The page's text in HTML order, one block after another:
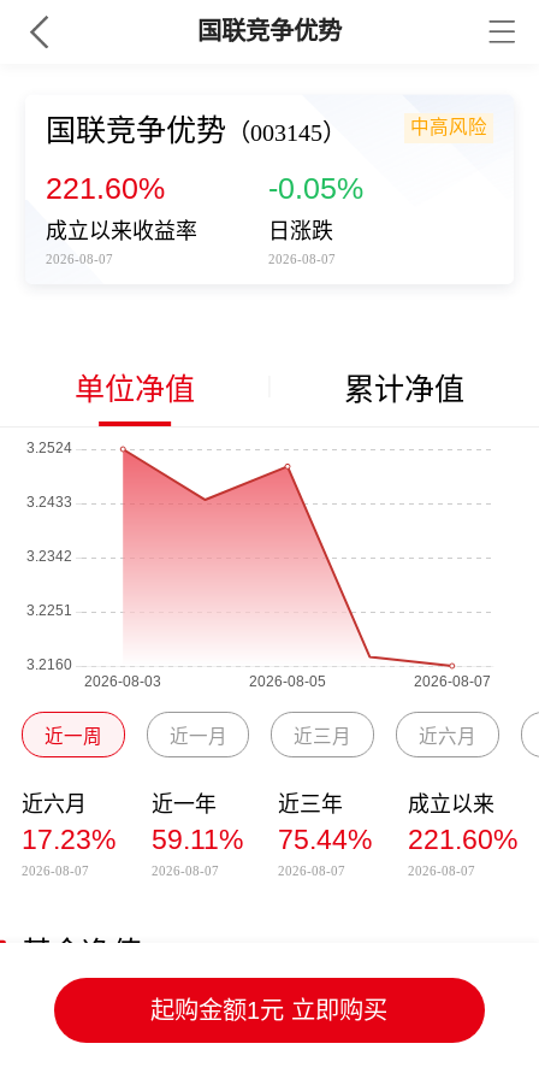
国联竞争优势
国联竞争优势 （003145） 中高风险
221.60%
成立以来收益率
2026-08-07
-0.05%
日涨跌
2026-08-07
单位净值 累计净值
近一周 近一月 近三月 近六月
近六月
17.23%
2026-08-07
近一年
59.11%
2026-08-07
近三年
75.44%
2026-08-07
成立以来
221.60%
2026-08-07
基金净值
净值日期 单位净值 累计净值 日涨跌幅
起购金额1元 立即购买